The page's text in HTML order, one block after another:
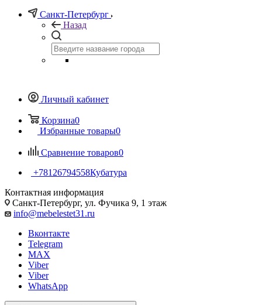
Санкт-Петербург
Назад
Личный кабинет
Корзина0
Избранные товары0
Сравнение товаров0
+78126794558Кубатура
Контактная информация
Санкт-Петербург, ул. Фучика 9, 1 этаж
info@mebelestet31.ru
Вконтакте
Telegram
MAX
Viber
Viber
WhatsApp